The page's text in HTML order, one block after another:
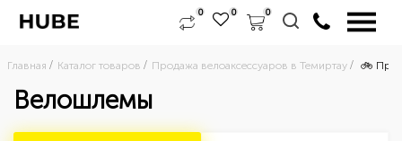
0 0 0
Главная Каталог товаров Продажа велоаксессуаров в Темиртау 🚲
Велошлемы